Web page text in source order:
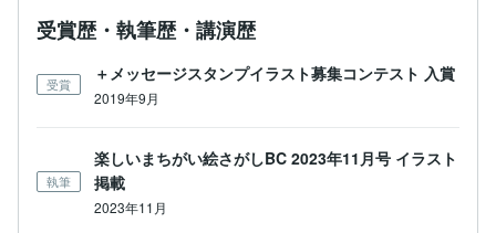
受賞歴・執筆歴・講演歴
受賞
＋メッセージスタンプイラスト募集コンテスト 入賞
2019年9月
執筆
楽しいまちがい絵さがしBC 2023年11月号 イラスト
掲載
2023年11月